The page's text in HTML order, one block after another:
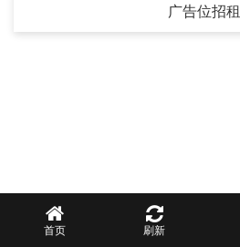
广告位招租
首页 刷新